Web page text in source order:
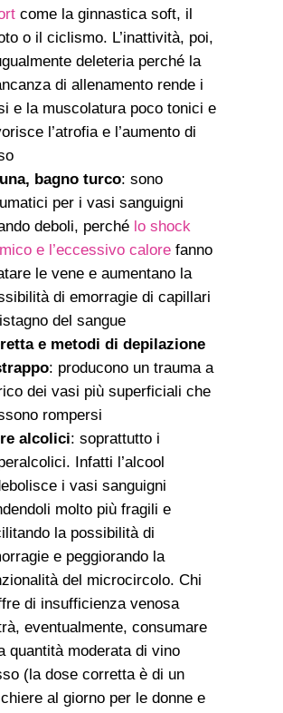
come la ginnastica soft, il
o il ciclismo. L’inattività, poi,
deleteria perché la
di allenamento rende i
e la muscolatura poco tonici e
l’atrofia e l’aumento di
bagno turco: sono
per i vasi sanguigni
deboli, perché lo shock
e l’eccessivo calore fanno
le vene e aumentano la
di emorragie di capillari
del sangue
e metodi di depilazione
: producono un trauma a
dei vasi più superficiali che
rompersi
alcolici: soprattutto i
Infatti l’alcool
i vasi sanguigni
molto più fragili e
la possibilità di
e peggiorando la
del microcircolo. Chi
di insufficienza venosa
eventualmente, consumare
quantità moderata di vino
(la dose corretta è di un
al giorno per le donne e